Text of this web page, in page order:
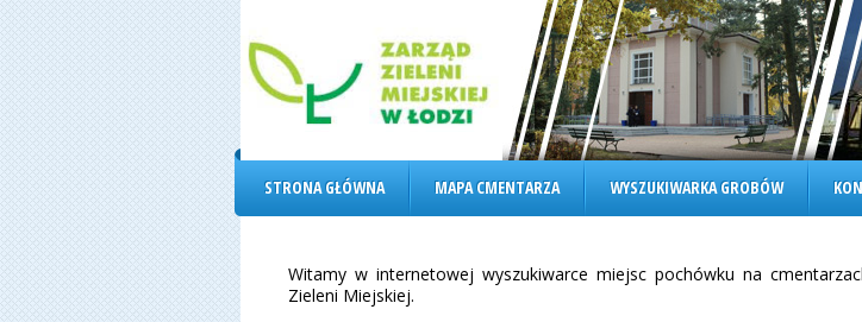
STRONA GŁÓWNA MAPA CMENTARZA WYSZUKIWARKA GROBÓW
Witamy w internetowej wyszukiwarce miejsc pochówku na
Zieleni Miejskiej.